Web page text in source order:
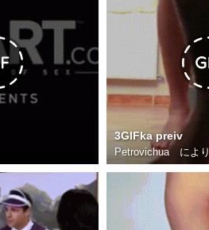
3GIFka preiv
Petrovichuaにより